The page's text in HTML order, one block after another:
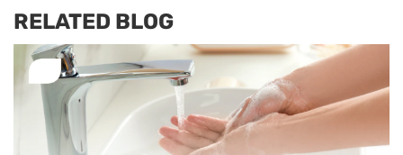
RELATED BLOG